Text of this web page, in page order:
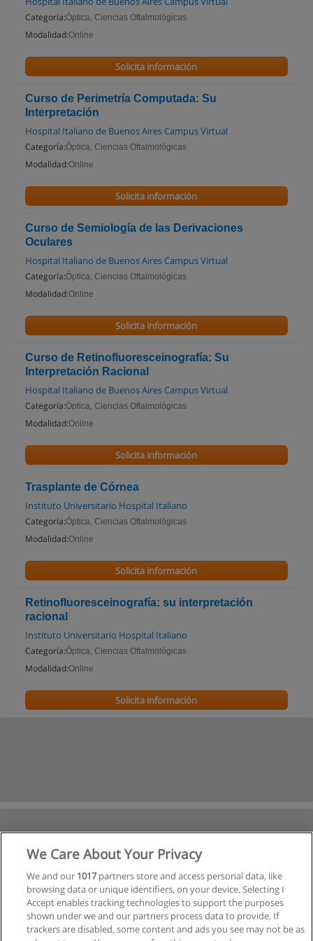
Categoría:Óptica, Ciencias Oftalmológicas
Modalidad:Online
Solicita información
Curso de Perimetría Computada: Su
Interpretación
Hospital Italiano de Buenos Aires Campus Virtual
Categoría:Óptica, Ciencias Oftalmológicas
Modalidad:Online
Solicita información
Curso de Semiología de las Derivaciones
Oculares
Hospital Italiano de Buenos Aires Campus Virtual
Categoría:Óptica, Ciencias Oftalmológicas
Modalidad:Online
Solicita información
Curso de Retinofluoresceinografía: Su
Interpretación Racional
Hospital Italiano de Buenos Aires Campus Virtual
Categoría:Óptica, Ciencias Oftalmológicas
Modalidad:Online
Solicita información
Trasplante de Córnea
Instituto Universitario Hospital Italiano
Categoría:Óptica, Ciencias Oftalmológicas
Modalidad:Online
Solicita información
Retinofluoresceinografía: su interpretación
racional
Instituto Universitario Hospital Italiano
Categoría:Óptica, Ciencias Oftalmológicas
Modalidad:Online
Solicita información
We Care About Your Privacy
We and our 1017partners store and access personal data, like
browsing data or unique identifiers, on your device. Selecting I
Accept enables tracking technologies to support the purposes
shown under we and our partners process data to provide. If
trackers are disabled, some content and ads you see may not be as